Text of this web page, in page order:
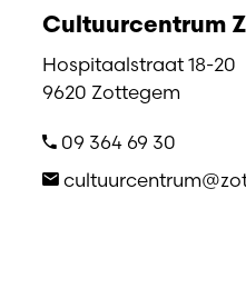
Cultuurcentrum
Hospitaalstraat 18-20
9620 Zottegem
09 364 69 30